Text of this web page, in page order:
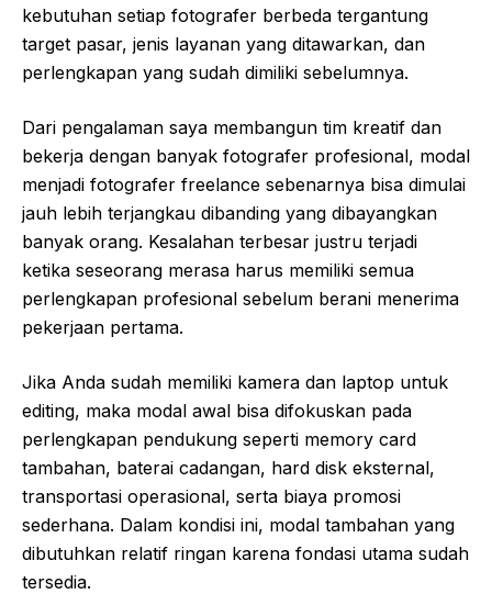
kebutuhan setiap fotografer berbeda tergantung
target pasar, jenis layanan yang ditawarkan, dan
perlengkapan yang sudah dimiliki sebelumnya.
Dari pengalaman saya membangun tim kreatif dan
bekerja dengan banyak fotografer profesional, modal
menjadi fotografer freelance sebenarnya bisa dimulai
jauh lebih terjangkau dibanding yang dibayangkan
banyak orang. Kesalahan terbesar justru terjadi
ketika seseorang merasa harus memiliki semua
perlengkapan profesional sebelum berani menerima
pekerjaan pertama.
Jika Anda sudah memiliki kamera dan laptop untuk
editing, maka modal awal bisa difokuskan pada
perlengkapan pendukung seperti memory card
tambahan, baterai cadangan, hard disk eksternal,
transportasi operasional, serta biaya promosi
sederhana. Dalam kondisi ini, modal tambahan yang
dibutuhkan relatif ringan karena fondasi utama sudah
tersedia.